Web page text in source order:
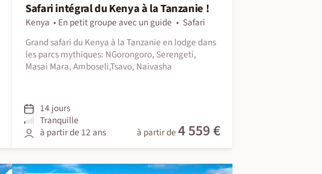
Safari intégral du Kenya à la Tanzanie !
Kenya En petit groupe avec un guide
Safari
Grand safari du Kenya à la Tanzanie en lodge dans
les parcs mythiques: NGorongoro, Serengeti,
Masai Mara, Amboseli,Tsavo, Naivasha
14 jours
Tranquille
à partir de 12 ans
à partir de4 559 €